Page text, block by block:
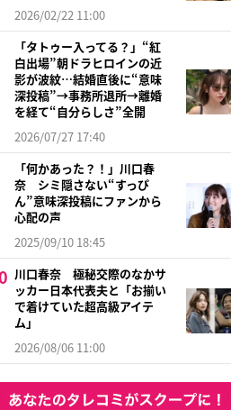
2026/02/22 11:00
「タトゥー入ってる？」“紅
白出場”朝ドラヒロインの近
影が波紋…結婚直後に“意味
深投稿”→事務所退所→離婚
を経て“自分らしさ”全開
2026/07/27 17:40
「何かあった？！」川口春
奈 シミ隠さない“すっぴ
ん”意味深投稿にファンから
心配の声
2025/09/10 18:45
川口春奈 極秘交際のなかサ
ッカー日本代表夫と「お揃い
で着けていた超高級アイテ
ム」
2026/08/06 11:00